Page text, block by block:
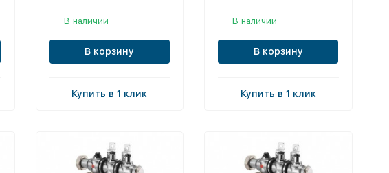
В наличии
В корзину
Купить в 1 клик
В наличии
В корзину
Купить в 1 клик